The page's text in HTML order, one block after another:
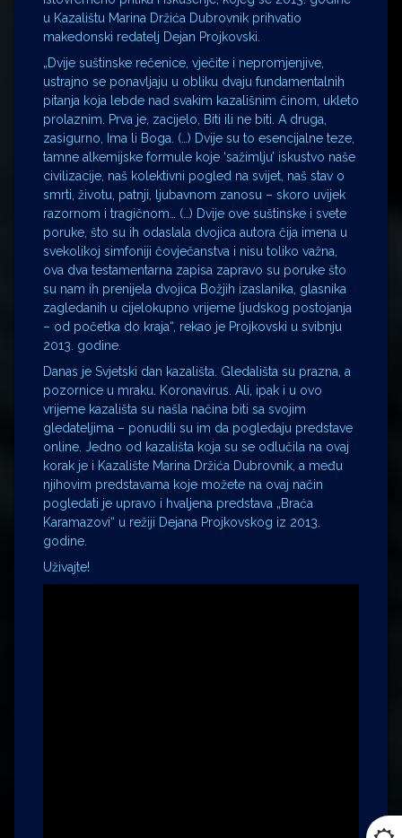
u Kazalištu Marina Držića Dubrovnik prihvatio
makedonski redatelj Dejan Projkovski.
„Dvije suštinske rečenice, vječite i nepromjenjive,
ustrajno se ponavljaju u obliku dvaju fundamentalnih
pitanja koja lebde nad svakim kazališnim činom, ukleto
prolaznim. Prva je, zacijelo, Biti ili ne biti. A druga,
zasigurno, Ima li Boga. (…) Dvije su to esencijalne teze,
tamne alkemijske formule koje ‘sažimlju’ iskustvo naše
civilizacije, naš kolektivni pogled na svijet, naš stav o
smrti, životu, patnji, ljubavnom zanosu – skoro uvijek
razornom i tragičnom… (…) Dvije ove suštinske i svete
poruke, što su ih odaslala dvojica autora čija imena u
svekolikoj simfoniji čovječanstva i nisu toliko važna,
ova dva testamentarna zapisa zapravo su poruke što
su nam ih prenijela dvojica Božjih izaslanika, glasnika
zagledanih u cijelokupno vrijeme ljudskog postojanja
– od početka do kraja“, rekao je Projkovski u svibnju
2013. godine.
Danas je Svjetski dan kazališta. Gledališta su prazna, a
pozornice u mraku. Koronavirus. Ali, ipak i u ovo
vrijeme kazališta su našla načina biti sa svojim
gledateljima – ponudili su im da pogledaju predstave
online. Jedno od kazališta koja su se odlučila na ovaj
korak je i Kazalište Marina Držića Dubrovnik, a među
njihovim predstavama koje možete na ovaj način
pogledati je upravo i hvaljena predstava „Braća
Karamazovi“ u režiji Dejana Projkovskog iz 2013.
godine.
Uživajte!